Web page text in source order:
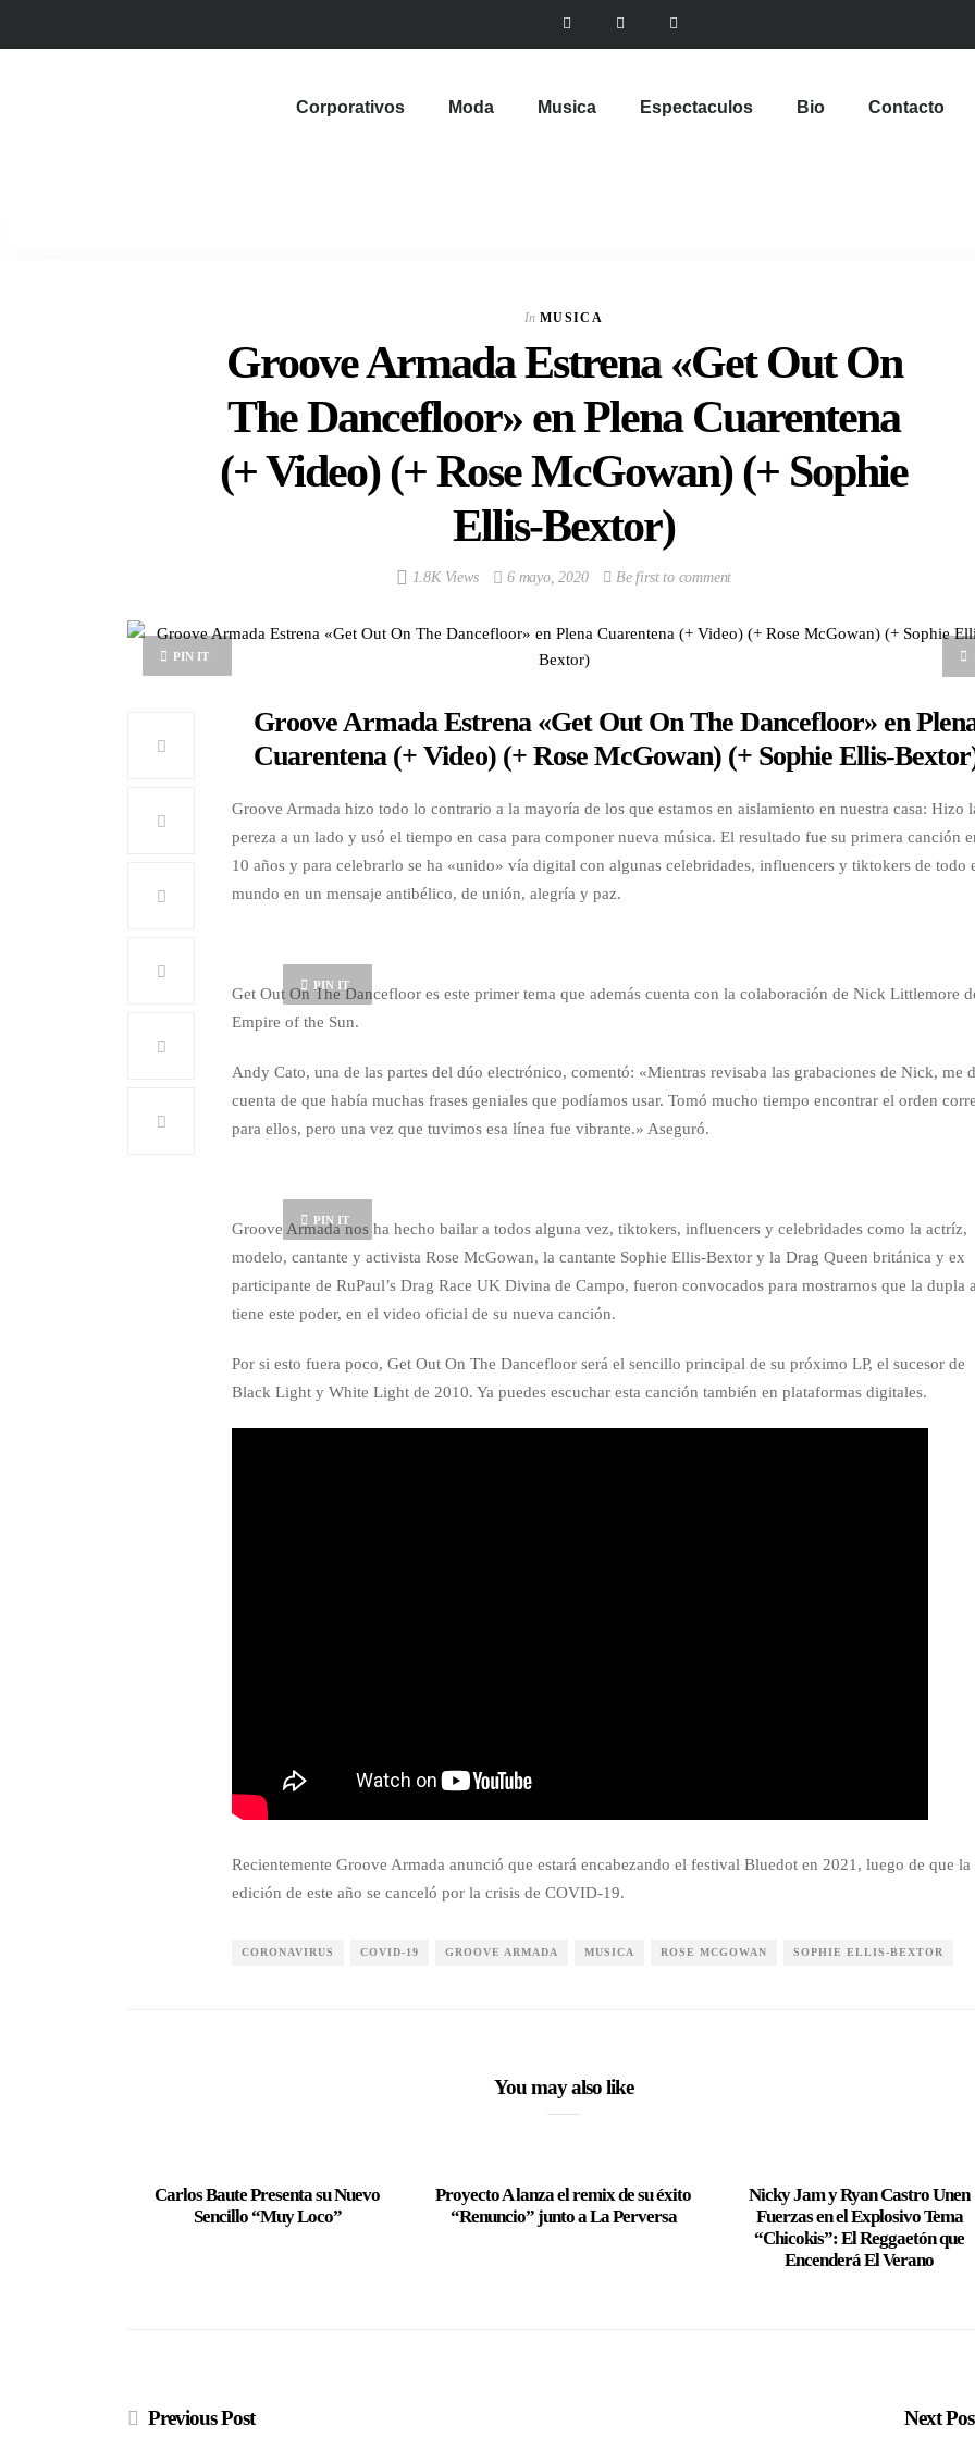
Corporativos Moda Musica Espectaculos Bio Contacto
In MUSICA
Groove Armada Estrena «Get Out On
The Dancefloor» en Plena Cuarentena
(+ Video) (+ Rose McGowan) (+ Sophie
Ellis-Bextor)
1.8K Views 6 mayo, 2020 Be first to comment
PIN IT
Groove Armada Estrena «Get Out On The Dancefloor» en
Cuarentena (+ Video) (+ Rose McGowan) (+ Sophie Ellis-
Groove Armada hizo todo lo contrario a la mayoría de los que estamos en aislamiento en nuestra casa: Hizo
pereza a un lado y usó el tiempo en casa para componer nueva música. El resultado fue su primera canción
10 años y para celebrarlo se ha «unido» vía digital con algunas celebridades, influencers y tiktokers de todo
mundo en un mensaje antibélico, de unión, alegría y paz.
PIN IT
Get Out On The Dancefloor es este primer tema que además cuenta con la colaboración de Nick Littlemore
Empire of the Sun.
Andy Cato, una de las partes del dúo electrónico, comentó: «Mientras revisaba las grabaciones de Nick, me
cuenta de que había muchas frases geniales que podíamos usar. Tomó mucho tiempo encontrar el orden
para ellos, pero una vez que tuvimos esa línea fue vibrante.» Aseguró.
PIN IT
Groove Armada nos ha hecho bailar a todos alguna vez, tiktokers, influencers y celebridades como la actríz,
modelo, cantante y activista Rose McGowan, la cantante Sophie Ellis-Bextor y la Drag Queen británica y ex
participante de RuPaul’s Drag Race UK Divina de Campo, fueron convocados para mostrarnos que la dupla
tiene este poder, en el video oficial de su nueva canción.
Por si esto fuera poco, Get Out On The Dancefloor será el sencillo principal de su próximo LP, el sucesor de
Black Light y White Light de 2010. Ya puedes escuchar esta canción también en plataformas digitales.
Recientemente Groove Armada anunció que estará encabezando el festival Bluedot en 2021, luego de que la
edición de este año se canceló por la crisis de COVID-19.
CORONAVIRUS COVID-19 GROOVE ARMADA MUSICA ROSE MCGOWAN SOPHIE ELLIS-BEXTOR
You may also like
Carlos Baute Presenta su Nuevo
Sencillo “Muy Loco”
Proyecto A lanza el remix de su éxito
“Renuncio” junto a La Perversa
Nicky Jam y Ryan Castro Unen
Fuerzas en el Explosivo Tema
“Chicokis”: El Reggaetón que
Encenderá El Verano
Previous Post Next
CORPORATIVOS
Portafolio de bebidas